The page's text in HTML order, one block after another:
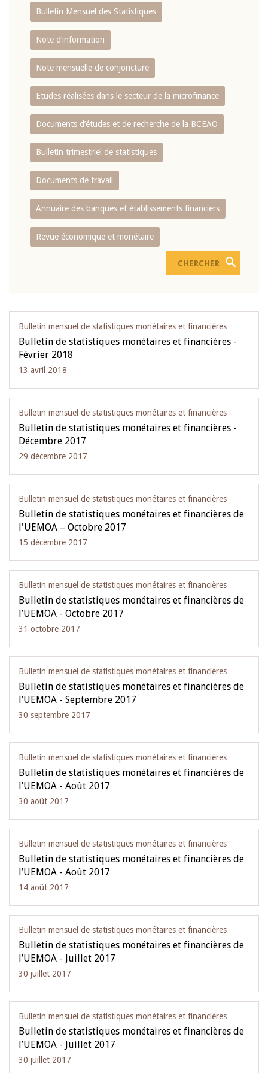
Bulletin Mensuel des Statistiques
Note d’information
Note mensuelle de conjoncture
Etudes réalisées dans le secteur de la microfinance
Documents d’études et de recherche de la BCEAO
Bulletin trimestriel de statistiques
Documents de travail
Annuaire des banques et établissements financiers
Revue économique et monétaire
Bulletin mensuel de statistiques monétaires et financières
Bulletin de statistiques monétaires et financières -
Février 2018
13 avril 2018
Bulletin mensuel de statistiques monétaires et financières
Bulletin de statistiques monétaires et financières -
Décembre 2017
29 décembre 2017
Bulletin mensuel de statistiques monétaires et financières
Bulletin de statistiques monétaires et financières de
l'UEMOA – Octobre 2017
15 décembre 2017
Bulletin mensuel de statistiques monétaires et financières
Bulletin de statistiques monétaires et financières de
l’UEMOA - Octobre 2017
31 octobre 2017
Bulletin mensuel de statistiques monétaires et financières
Bulletin de statistiques monétaires et financières de
l’UEMOA - Septembre 2017
30 septembre 2017
Bulletin mensuel de statistiques monétaires et financières
Bulletin de statistiques monétaires et financières de
l’UEMOA - Août 2017
30 août 2017
Bulletin mensuel de statistiques monétaires et financières
Bulletin de statistiques monétaires et financières de
l’UEMOA - Août 2017
14 août 2017
Bulletin mensuel de statistiques monétaires et financières
Bulletin de statistiques monétaires et financières de
l’UEMOA - Juillet 2017
30 juillet 2017
Bulletin mensuel de statistiques monétaires et financières
Bulletin de statistiques monétaires et financières de
l’UEMOA - Juillet 2017
30 juillet 2017